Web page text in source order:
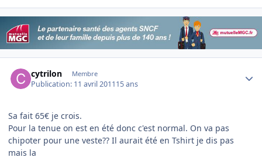
cytrilon Membre
Publication: 11 avril 201115 ans
Sa fait 65€ je crois.
Pour la tenue on est en été donc c'est normal. On va pas
chipoter pour une veste?? Il aurait été en Tshirt je dis pas
mais la